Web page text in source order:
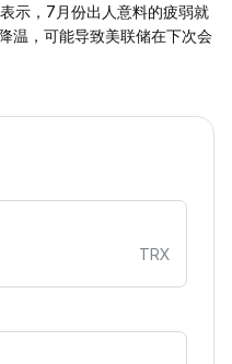
示，7月份出人意料的疲弱就
温，可能导致美联储在下次会
TRX